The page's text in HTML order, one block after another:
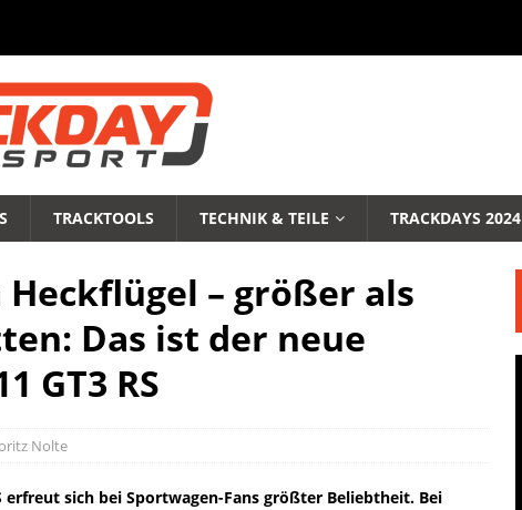
TRACKTOOLS TECHNIK & TEILE TRACKDAYS 2024
– größer als
Das ist der neue
GT3 RS
Nolte
erfreut sich bei Sportwagen-Fans größter Beliebtheit. Bei